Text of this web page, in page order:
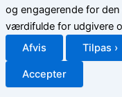
og engagerende for
værdifulde for udgivere
Afvis
Tilpas ›
Accepter